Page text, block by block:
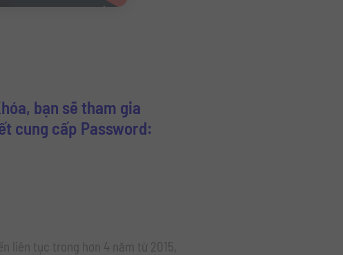
bạn sẽ tham gia
cung cấp Password:
liên tục trong hơn 4 năm từ 2015,